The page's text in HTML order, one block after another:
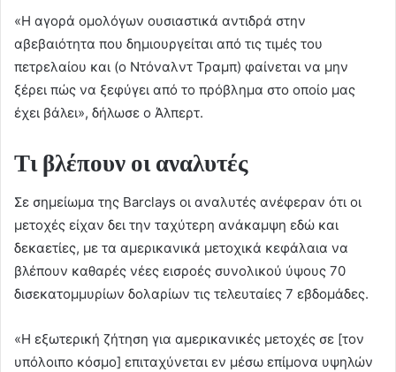
«Η αγορά ομολόγων ουσιαστικά αντιδρά στην
αβεβαιότητα που δημιουργείται από τις τιμές του
πετρελαίου και (ο Ντόναλντ Τραμπ) φαίνεται να μην
ξέρει πώς να ξεφύγει από το πρόβλημα στο οποίο μας
έχει βάλει», δήλωσε ο Άλπερτ.
Τι βλέπουν οι αναλυτές
Σε σημείωμα της Barclays οι αναλυτές ανέφεραν ότι οι
μετοχές είχαν δει την ταχύτερη ανάκαμψη εδώ και
δεκαετίες, με τα αμερικανικά μετοχικά κεφάλαια να
βλέπουν καθαρές νέες εισροές συνολικού ύψους 70
δισεκατομμυρίων δολαρίων τις τελευταίες 7 εβδομάδες.
«Η εξωτερική ζήτηση για αμερικανικές μετοχές σε [τον
υπόλοιπο κόσμο] επιταχύνεται εν μέσω επίμονα υψηλών